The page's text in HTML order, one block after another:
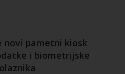
novi pametni kiosk
i biometrijske